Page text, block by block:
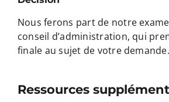
Nous ferons part de notre
conseil d’administration, qui
finale au sujet de votre demande.
Ressources